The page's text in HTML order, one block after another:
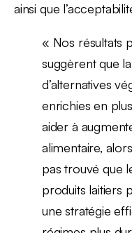
ainsi que
« Nos résultats
suggèrent que
d’alternatives
enrichies en
aider à
alimentaire,
pas trouvé que
produits laitiers
une stratégie